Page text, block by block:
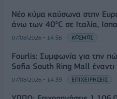
Νέο κύμα καύσωνα στην
άνω των 40°C σε Ιταλία,
07/08/2026 - 14:58 ΚΟΣΜΟΣ
Fourlis: Συμφωνία για την
Sofia South Ring Mall
07/08/2026 - 14:39 ΕΠΙΧΕΙΡΗΣΕΙΣ